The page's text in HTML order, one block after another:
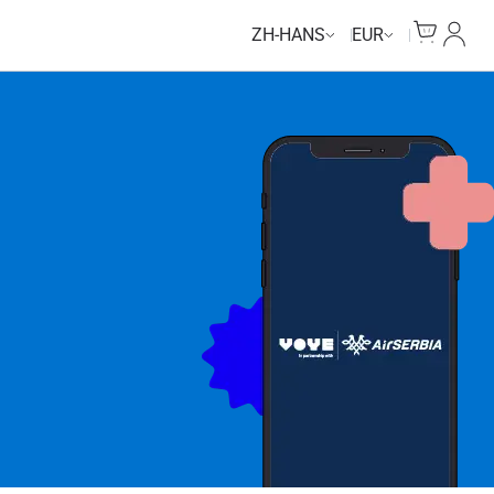
ZH-HANS EUR
我的